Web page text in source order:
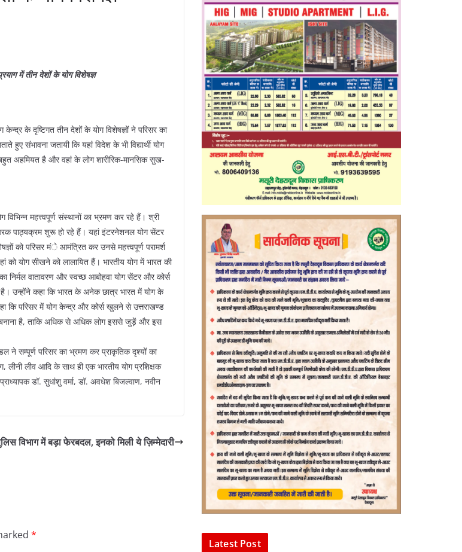
में तीन देशों के योग विशेषज्ञ
केन्द्र के दृष्टिगत तीन देशों के योग विशेषज्ञों ने परिसर का
संभावना जतायी कि यहां विदेश के भी विद्यार्थी योग
अहमियत है और वहां के लोग शारीरिक-मानसिक सुख-
महत्त्वपूर्ण संस्थानों का भ्रमण कर रहे हैं। श्री
पाठ्यक्रम शुरू हो रहे हैं। यहां इंटरनेशनल योग सेंटर
को परिसर मंे आमंत्रित कर उनसे महत्त्वपूर्ण परामर्श
को योग सीखने को लालायित हैं। भारतीय योग में भारत की
वातावरण और स्वच्छ आबोहवा योग सेंटर और कोर्स
उन्होंने कहा कि भारत के अनेक छात्र भारत में योग के
कि परिसर में योग केन्द्र और कोर्स खुलने से उत्तराखण्ड
बनाना है, ताकि अधिक से अधिक लोग इससे जुड़ें और इस
ने सम्पूर्ण परिसर का भ्रमण कर प्राकृतिक दृश्यों का
लीव आदि के साथ ही एक भारतीय योग प्रशिक्षक
डॉ. सुधांशु वर्मा, डॉ. अवधेश बिजल्वाण, नवीन
विभाग में बड़ा फेरबदल, इनको मिली ये ज़िम्मेदारी
*
Latest Post